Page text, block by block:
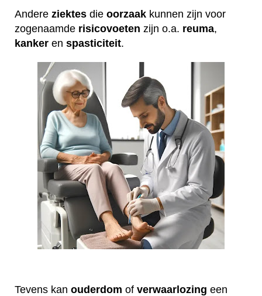
Andere ziektes die oorzaak kunnen zijn voor
zogenaamde risicovoeten zijn o.a. reuma,
kanker en spasticiteit.
Tevens kan ouderdom of verwaarlozing een